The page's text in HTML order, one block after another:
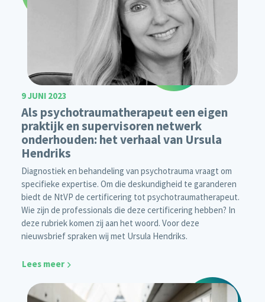
9 JUNI 2023
Als psychotraumatherapeut een eigen
praktijk en supervisoren netwerk
onderhouden: het verhaal van Ursula
Hendriks
Diagnostiek en behandeling van psychotrauma vraagt om
specifieke expertise. Om die deskundigheid te garanderen
biedt de NtVP de certificering tot psychotraumatherapeut.
Wie zijn de professionals die deze certificering hebben? In
deze rubriek komen zij aan het woord. Voor deze
nieuwsbrief spraken wij met Ursula Hendriks.
Lees meer